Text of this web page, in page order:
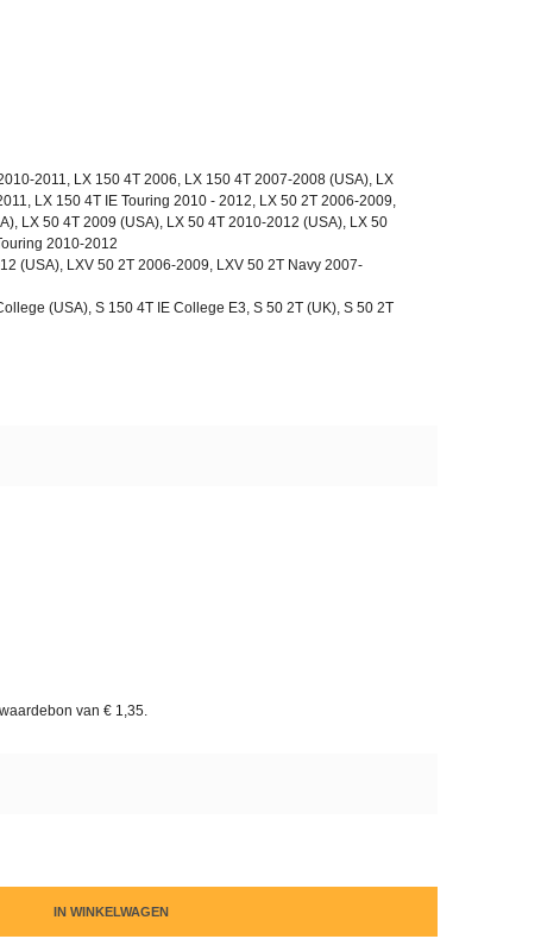
2011, LX 150 4T 2006, LX 150 4T 2007-2008 (USA), LX
LX 150 4T IE Touring 2010 - 2012, LX 50 2T 2006-2009,
LX 50 4T 2009 (USA), LX 50 4T 2010-2012 (USA), LX 50
2010-2012
(USA), LXV 50 2T 2006-2009, LXV 50 2T Navy 2007-
(USA), S 150 4T IE College E3, S 50 2T (UK), S 50 2T
van € 1,35.
IN WINKELWAGEN